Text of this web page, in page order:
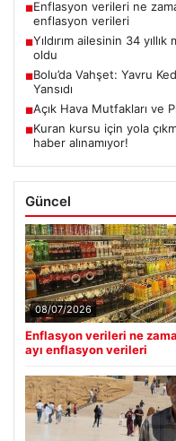
■Enflasyon verileri ne
enflasyon verileri
■Yıldırım ailesinin 34
oldu
■Bolu’da Vahşet: Yavru
Yansıdı
■Açık Hava Mutfakları ve
■Kuran kursu için yola
haber alınamıyor!
Güncel
08/07/2026
Enflasyon verileri ne
ayı enflasyon verileri